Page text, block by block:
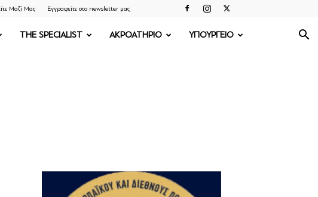
Μαζί Μας Εγγραφείτε στο newsletter μας
THE SPECIALIST ΑΚΡΟΑΤΗΡΙΟ ΥΠΟΥΡΓΕΙΟ